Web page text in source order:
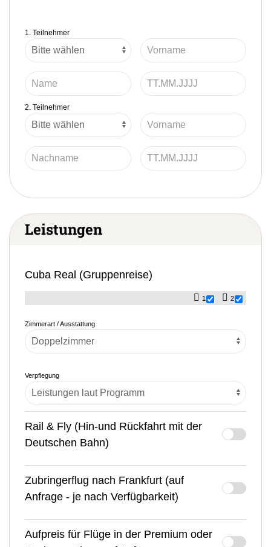
1. Teilnehmer
2. Teilnehmer
Leistungen
Cuba Real (Gruppenreise)
1 2
Zimmerart / Ausstattung
Verpflegung
Rail & Fly (Hin-und Rückfahrt mit der
Deutschen Bahn)
Zubringerflug nach Frankfurt (auf
Anfrage - je nach Verfügbarkeit)
Aufpreis für Flüge in der Premium oder